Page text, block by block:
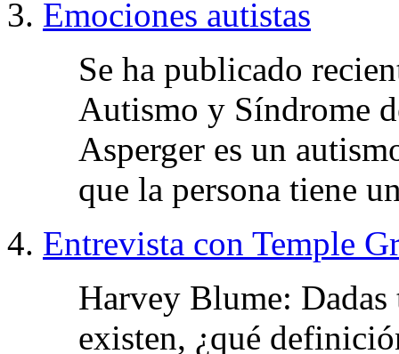
Emociones autistas
Se ha publicado
Autismo y Síndrome
Asperger es un
que la persona tiene
Entrevista con Temple
Harvey Blume: Dadas
existen, ¿qué